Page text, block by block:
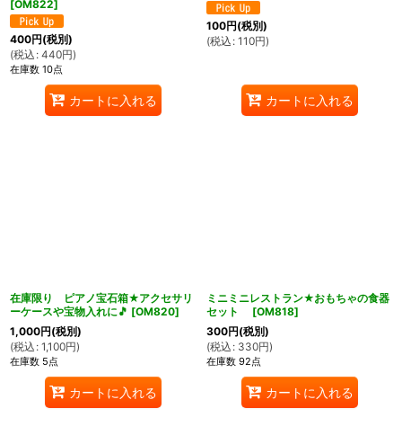
[OM822]
400円(税別)
(税込 : 440円)
在庫数 10点
カートに入れる
100円(税別)
(税込 : 110円)
カートに入れる
在庫限り ピアノ宝石箱★アクセサリ
ーケースや宝物入れに🎵 [OM820]
1,000円(税別)
(税込 : 1,100円)
在庫数 5点
カートに入れる
ミニミニレストラン★おもちゃの食器
セット
[OM818]
300円(税別)
(税込 : 330円)
在庫数 92点
カートに入れる